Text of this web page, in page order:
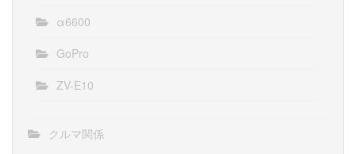
α6600
GoPro
ZV-E10
クルマ関係